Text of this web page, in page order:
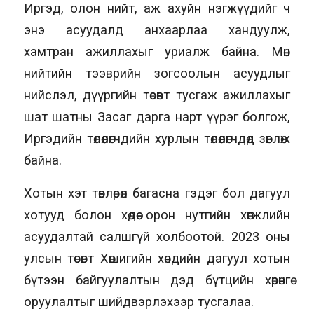
Иргэд, олон нийт, аж ахуйн нэгжүүдийг ч
энэ асуудалд анхаарлаа хандуулж,
хамтран ажиллахыг уриалж байна. Мөн
нийтийн тээврийн зогсоолын асуудлыг
нийслэл, дүүргийн төсөвт тусгаж ажиллахыг
шат шатны Засаг дарга нарт үүрэг болгож,
Иргэдийн төлөөлөгчдийн хурлын төлөөлөгчдөд зөвлөж
байна.
Хотын хэт төвлөрөл багасна гэдэг бол дагуул
хотууд болон хөдөө орон нутгийн хөгжлийн
асуудалтай салшгүй холбоотой. 2023 оны
улсын төсөвт Хөшигийн хөндийн дагуул хотын
бүтээн байгуулалтын дэд бүтцийн хөрөнгө
оруулалтыг шийдвэрлэхээр тусгалаа.